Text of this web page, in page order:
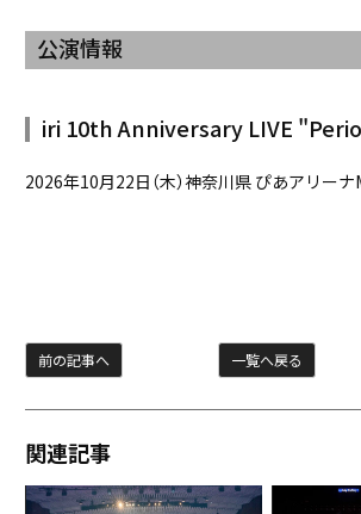
公演情報
iri 10th Anniversary LIVE
2026年10月22日（木）神奈川県 ぴあアリーナ
一覧へ戻る
前の記事へ
関連記事